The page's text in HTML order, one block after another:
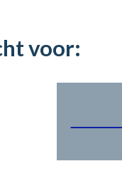
voor: